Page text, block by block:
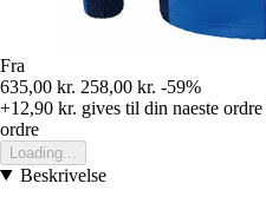
Fra
635,00 kr. 258,00 kr. -59%
+12,90 kr. gives til din naeste ordre
ordre
Loading...
Beskrivelse